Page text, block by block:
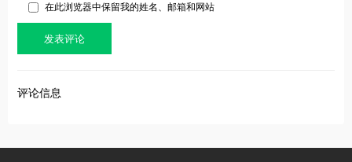
在此浏览器中保留我的姓名、邮箱和网站
评论信息